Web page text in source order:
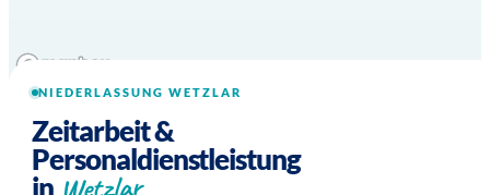
NIEDERLASSUNG WETZLAR
Zeitarbeit &
Personaldienstleistung
in